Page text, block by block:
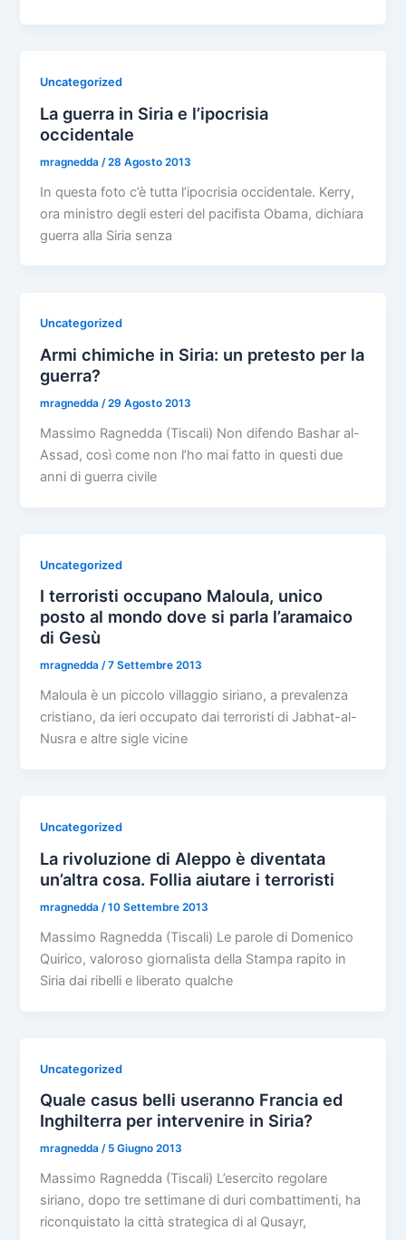
Uncategorized
La guerra in Siria e l’ipocrisia
occidentale
mragnedda /28 Agosto 2013
In questa foto c’è tutta l’ipocrisia occidentale. Kerry,
ora ministro degli esteri del pacifista Obama, dichiara
guerra alla Siria senza
Uncategorized
Armi chimiche in Siria: un pretesto per la
guerra?
mragnedda/29 Agosto 2013
Massimo Ragnedda (Tiscali) Non difendo Bashar al-
Assad, così come non l’ho mai fatto in questi due
anni di guerra civile
Uncategorized
I terroristi occupano Maloula, unico
posto al mondo dove si parla l’aramaico
di Gesù
mragnedda/7 Settembre 2013
Maloula è un piccolo villaggio siriano, a prevalenza
cristiano, da ieri occupato dai terroristi di Jabhat-al-
Nusra e altre sigle vicine
Uncategorized
La rivoluzione di Aleppo è diventata
un’altra cosa. Follia aiutare i terroristi
mragnedda /10 Settembre 2013
Massimo Ragnedda (Tiscali) Le parole di Domenico
Quirico, valoroso giornalista della Stampa rapito in
Siria dai ribelli e liberato qualche
Uncategorized
Quale casus belli useranno Francia ed
Inghilterra per intervenire in Siria?
mragnedda/ 5 Giugno 2013
Massimo Ragnedda (Tiscali) L’esercito regolare
siriano, dopo tre settimane di duri combattimenti, ha
riconquistato la città strategica di al Qusayr,